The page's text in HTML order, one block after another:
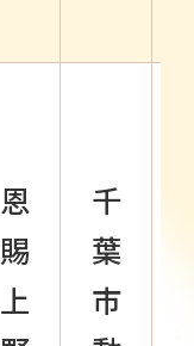
恩
賜
上
千
葉
市